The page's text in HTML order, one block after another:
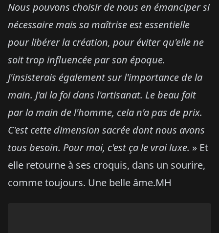
Nous pouvons choisir de nous en émanciper si
nécessaire mais sa maîtrise est essentielle
pour libérer la création, pour éviter qu'elle ne
soit trop influencée par son époque.
J'insisterais également sur l'importance de la
main. J'ai la foi dans l'artisanat. Le beau fait
par la main de l'homme, cela n'a pas de prix.
C'est cette dimension sacrée dont nous avons
tous besoin. Pour moi, c'est ça le vrai luxe. » Et
elle retourne à ses croquis, dans un sourire,
comme toujours. Une belle âme.MH